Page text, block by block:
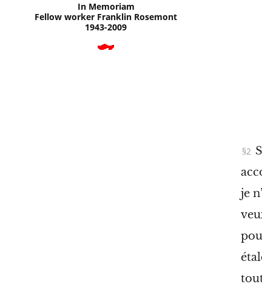
je
In Memoriam
Fellow worker Franklin Rosemont
1943-2009